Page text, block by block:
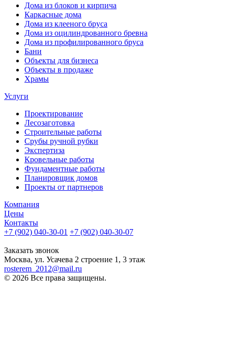
Дома из блоков и кирпича
Каркасные дома
Дома из клееного бруса
Дома из оцилиндрованного бревна
Дома из профилированного бруса
Бани
Объекты для бизнеса
Объекты в продаже
Храмы
Услуги
Проектирование
Лесозаготовка
Строительные работы
Срубы ручной рубки
Экспертиза
Кровельные работы
Фундаментные работы
Планировщик домов
Проекты от партнеров
Компания
Цены
Контакты
+7 (902) 040-30-01 +7 (902) 040-30-07
Заказать звонок
Москва, ул. Усачева 2 строение 1, 3 этаж
rosterem_2012@mail.ru
© 2026 Все права защищены.